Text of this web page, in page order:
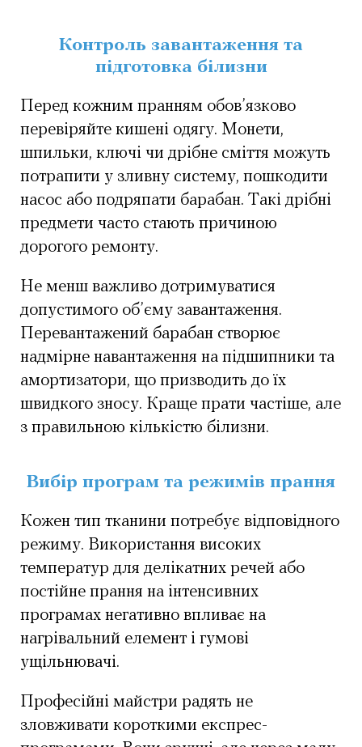
Контроль завантаження та
підготовка білизни
Перед кожним пранням обов’язково
перевіряйте кишені одягу. Монети,
шпильки, ключі чи дрібне сміття можуть
потрапити у зливну систему, пошкодити
насос або подряпати барабан. Такі дрібні
предмети часто стають причиною
дорогого ремонту.
Не менш важливо дотримуватися
допустимого об’єму завантаження.
Перевантажений барабан створює
надмірне навантаження на підшипники та
амортизатори, що призводить до їх
швидкого зносу. Краще прати частіше, але
з правильною кількістю білизни.
Вибір програм та режимів прання
Кожен тип тканини потребує відповідного
режиму. Використання високих
температур для делікатних речей або
постійне прання на інтенсивних
програмах негативно впливає на
нагрівальний елемент і гумові
ущільнювачі.
Професійні майстри радять не
зловживати короткими експрес-